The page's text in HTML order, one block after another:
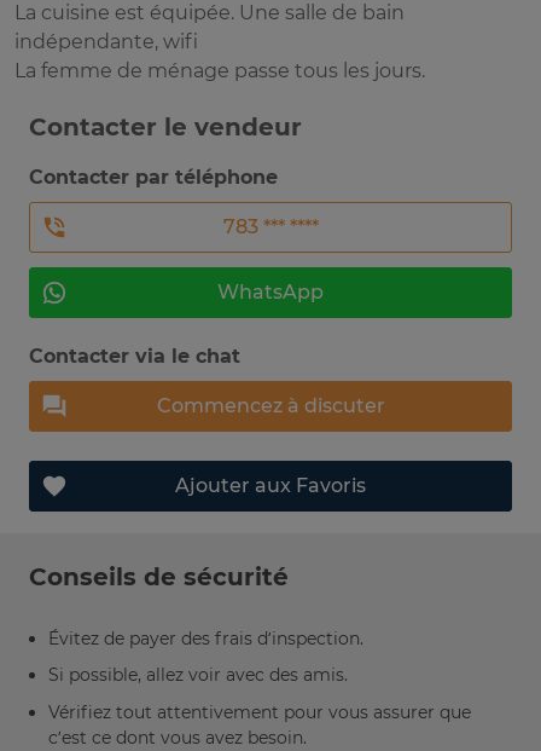
La cuisine est équipée. Une salle de bain
indépendante, wifi
La femme de ménage passe tous les jours.
Contacter le vendeur
Contacter par téléphone
783 *** ****
WhatsApp
Contacter via le chat
Commencez à discuter
Ajouter aux Favoris
Conseils de sécurité
Évitez de payer des frais d’inspection.
Si possible, allez voir avec des amis.
Vérifiez tout attentivement pour vous assurer que
c’est ce dont vous avez besoin.